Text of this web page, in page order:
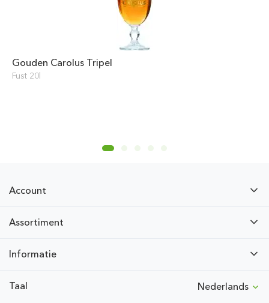
Gouden Carolus Tripel
Fust 20l
Account
Assortiment
Informatie
Taal Nederlands